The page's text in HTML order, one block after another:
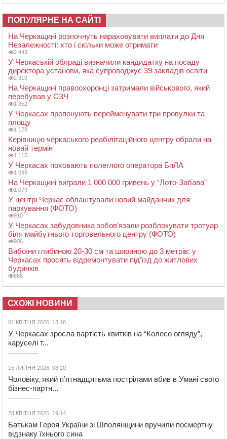
ПОПУЛЯРНЕ НА САЙТІ
На Черкащині розпочнуть нараховувати виплати до Дня
Незалежності: хто і скільки може отримати
2 443
У Черкаській облраді визначили кандидатку на посаду
директора установи, яка супроводжує 39 закладів освіти
2 310
На Черкащині правоохоронці затримали військового, який
перебував у СЗЧ
1 352
У Черкасах пропонують перейменувати три провулки та
площу
1 178
Керівницю черкаського реабілітаційного центру обрали на
новий термін
1 115
У Черкасах поховають полеглого оператора БпЛА
1 099
На Черкащині виграли 1 000 000 гривень у “Лото-Забава”
1 079
У центрі Черкас облаштували новий майданчик для
паркування (ФОТО)
910
У Черкасах забудовника зобов’язали розблокувати тротуар
біля майбутнього торговельного центру (ФОТО)
906
Вибоїни глибиною 20-30 см та шириною до 3 метрів: у
Черкасах просять відремонтувати під’їзд до житлових
будинків
885
СХОЖІ НОВИНИ
01 КВІТНЯ 2026, 13:18
У Черкасах зросла вартість квитків на “Колесо огляду”,
каруселі т...
15 ЛИПНЯ 2026, 08:20
Чоловіку, який п’ятнадцятьма пострілами вбив в Умані свого
бізнес-партн...
28 КВІТНЯ 2026, 19:14
Батькам Героя України зі Шполянщини вручили посмертну
відзнаку їхнього сина